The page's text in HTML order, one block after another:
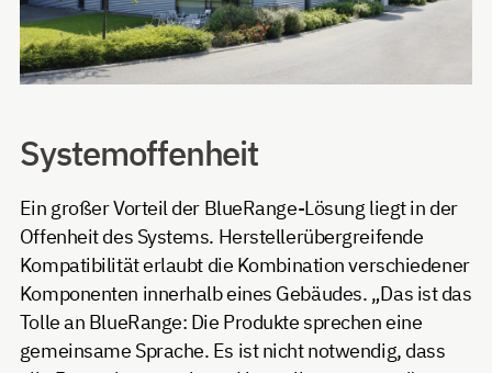
Systemoffenheit
Ein großer Vorteil der BlueRange-Lösung liegt in der
Offenheit des Systems. Herstellerübergreifende
Kompatibilität erlaubt die Kombination verschiedener
Komponenten innerhalb eines Gebäudes. „Das ist das
Tolle an BlueRange: Die Produkte sprechen eine
gemeinsame Sprache. Es ist nicht notwendig, dass